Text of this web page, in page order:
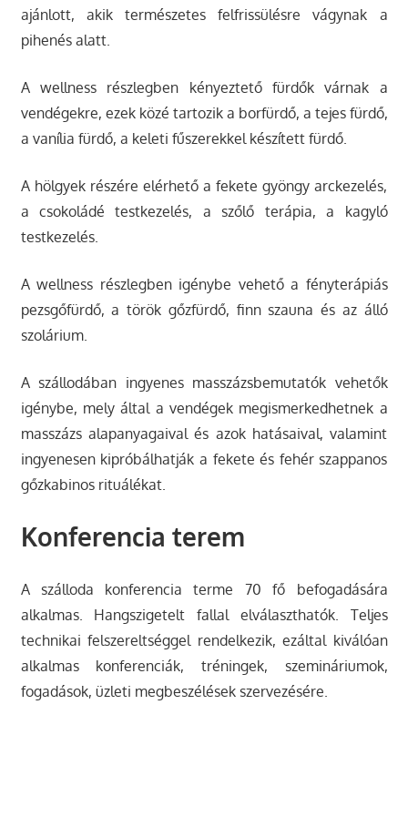
ajánlott, akik természetes felfrissülésre vágynak a
pihenés alatt.
A wellness részlegben kényeztető fürdők várnak a
vendégekre, ezek közé tartozik a borfürdő, a tejes fürdő,
a vanília fürdő, a keleti fűszerekkel készített fürdő.
A hölgyek részére elérhető a fekete gyöngy arckezelés,
a csokoládé testkezelés, a szőlő terápia, a kagyló
testkezelés.
A wellness részlegben igénybe vehető a fényterápiás
pezsgőfürdő, a török gőzfürdő, finn szauna és az álló
szolárium.
A szállodában ingyenes masszázsbemutatók vehetők
igénybe, mely által a vendégek megismerkedhetnek a
masszázs alapanyagaival és azok hatásaival, valamint
ingyenesen kipróbálhatják a fekete és fehér szappanos
gőzkabinos rituálékat.
Konferencia terem
A szálloda konferencia terme 70 fő befogadására
alkalmas. Hangszigetelt fallal elválaszthatók. Teljes
technikai felszereltséggel rendelkezik, ezáltal kiválóan
alkalmas konferenciák, tréningek, szemináriumok,
fogadások, üzleti megbeszélések szervezésére.